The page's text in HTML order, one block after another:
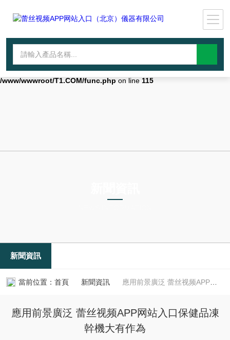
Warning: mkdir(): No space left on device in
file_put_contents(./cachefile_yuan/lantianyin.com/cache/6f/bcd9f/
failed to open stream: No such file or directory in
/www/wwwroot/T1.COM/func.php on line 115
新聞資訊
當前位置： 首頁 新聞資訊 應用前景廣泛 蕾丝视频APP网站入口保健品凍幹機大有作為
應用前景廣泛 蕾丝视频APP网站入口保健品凍
幹機大有作為